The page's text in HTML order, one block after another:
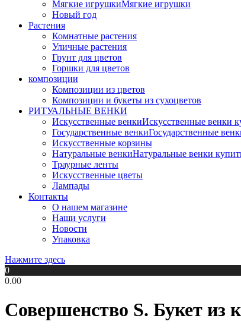
Мягкие игрушкиМягкие игрушки
Новый год
Растения
Комнатные растения
Уличные растения
Грунт для цветов
Горшки для цветов
композиции
Композиции из цветов
Композиции и букеты из сухоцветов
РИТУАЛЬНЫЕ ВЕНКИ
Искусственные венкиИскусственные венки
Государственные венкиГосударственные
Искусственные корзины
Натуральные венкиНатуральные венки
Траурные ленты
Искусственные цветы
Лампады
Контакты
О нашем магазине
Наши услуги
Новости
Упаковка
Нажмите здесь
0
0.00
Совершенство S. Букет из